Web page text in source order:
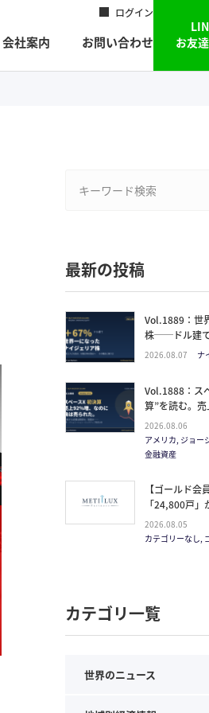
ログイン
会社案内 お問い合わせ
お友
最新の投稿
Vol.1889：世
株──ドル建
いた理由と、
2026.08.07 ナ
Vol.1888：ス
算”を読む。
た本当の理由
方。
2026.08.06
アメリカ, ジョー
金融資産
【ゴールド会
「24,800戸
20年で最大の
イルが崩した“
2026.08.05
カテゴリーなし,
カテゴリ一覧
世界のニュース